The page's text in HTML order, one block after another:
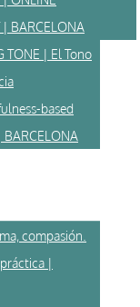
BARCELONA
TONE | El Tono
based
compasión.
|